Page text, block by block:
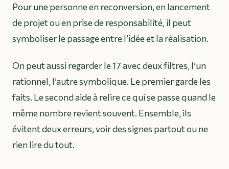
Pour une personne en reconversion, en lancement
de projet ou en prise de responsabilité, il peut
symboliser le passage entre l’idée et la réalisation.
On peut aussi regarder le 17 avec deux filtres, l’un
rationnel, l’autre symbolique. Le premier garde les
faits. Le second aide à relire ce qui se passe quand le
même nombre revient souvent. Ensemble, ils
évitent deux erreurs, voir des signes partout ou ne
rien lire du tout.